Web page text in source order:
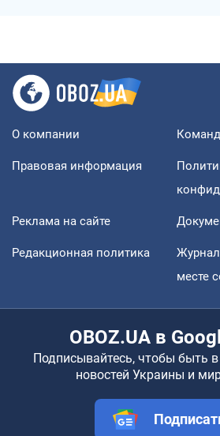
О компании
Правовая информация
Реклама на сайте
Редакционная политика
месте
OBOZ.UA в
Подписывайтесь, чтобы быть
новостей Украины и